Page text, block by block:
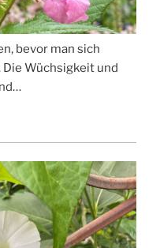
bevor man sich
Wüchsigkeit und